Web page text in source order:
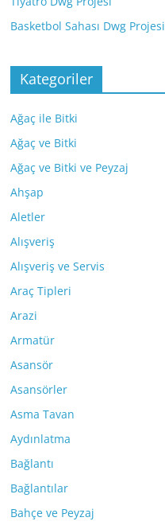
Basketbol Sahası Dwg Projesi
Kategoriler
Ağaç ile Bitki
Ağaç ve Bitki
Ağaç ve Bitki ve Peyzaj
Ahşap
Aletler
Alışveriş
Alışveriş ve Servis
Araç Tipleri
Arazi
Armatür
Asansör
Asansörler
Asma Tavan
Aydınlatma
Bağlantı
Bağlantılar
Bahçe ve Peyzaj